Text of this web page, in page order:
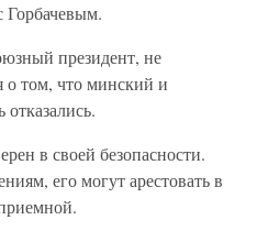
Горбачевым.
президент, не
о том, что минский и
в своей безопасности.
его могут арестовать в